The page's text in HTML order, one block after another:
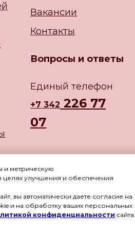
Вакансии
Контакты
Вопросы и ответы
Единый телефон
+7 342 226 77
07
и метрическую
целях улучшения и обеспечения
вы автоматически даете согласие на
и на обработку ваших персональных
конфиденциальности сайта.